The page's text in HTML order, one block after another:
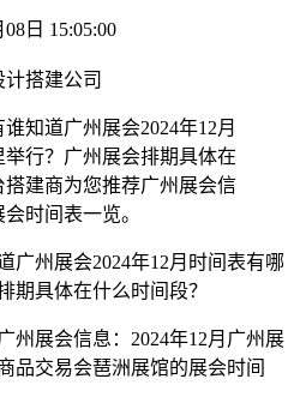
日 15:05:00
搭建公司
知道广州展会2024年12月
行？广州展会排期具体在
建商为您推荐广州展会信
时间表一览。
广州展会2024年12月时间表有哪
期具体在什么时间段？
州展会信息：2024年12月广州展
品交易会琶洲展馆的展会时间